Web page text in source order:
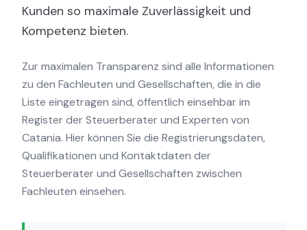
Kunden so maximale Zuverlässigkeit und
Kompetenz bieten.
Zur maximalen Transparenz sind alle Informationen
zu den Fachleuten und Gesellschaften, die in die
Liste eingetragen sind, öffentlich einsehbar im
Register der Steuerberater und Experten von
Catania. Hier können Sie die Registrierungsdaten,
Qualifikationen und Kontaktdaten der
Steuerberater und Gesellschaften zwischen
Fachleuten einsehen.